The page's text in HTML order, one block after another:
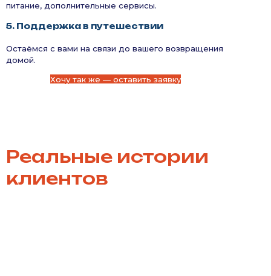
питание, дополнительные сервисы.
5. Поддержка в путешествии
Остаёмся с вами на связи до вашего возвращения
домой.
Хочу так же — оставить заявку
Реальные истории
клиентов